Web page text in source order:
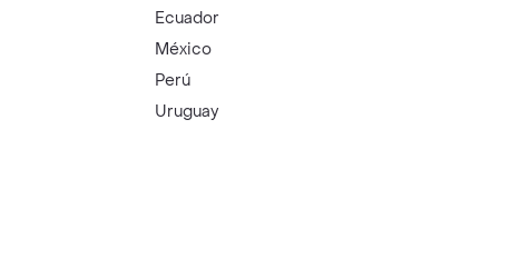
Ecuador
México
Perú
Uruguay